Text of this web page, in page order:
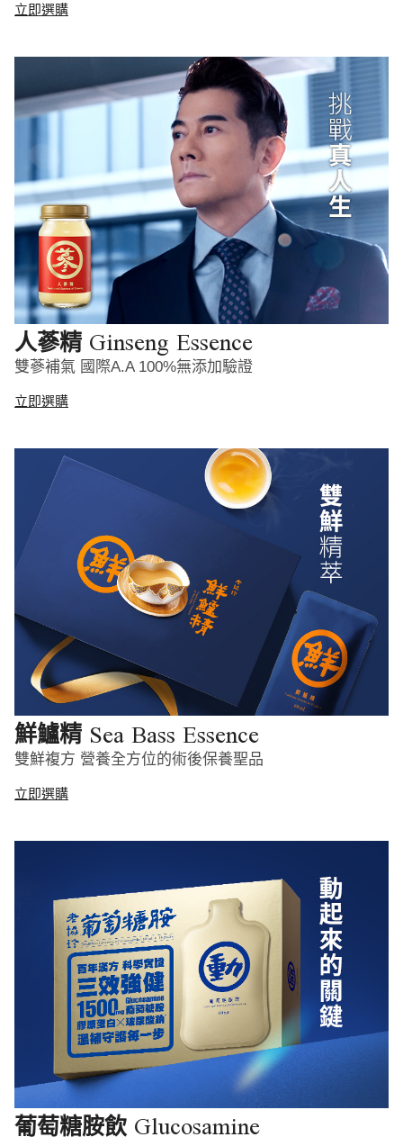
立即選購
人蔘精 Ginseng Essence
雙蔘補氣 國際A.A 100%無添加驗證
立即選購
鮮鱸精 Sea Bass Essence
雙鮮複方 營養全方位的術後保養聖品
立即選購
葡萄糖胺飲